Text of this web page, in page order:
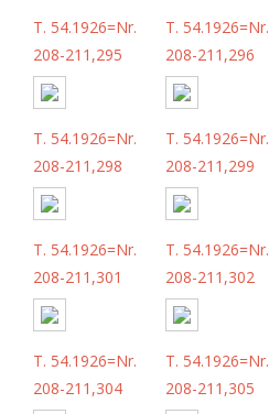
T. 54.1926=Nr.
208-211,295
T. 54.1926=Nr.
208-211,296
T. 54.1926=Nr.
208-211,298
T. 54.1926=Nr.
208-211,299
T. 54.1926=Nr.
208-211,301
T. 54.1926=Nr.
208-211,302
T. 54.1926=Nr.
208-211,304
T. 54.1926=Nr.
208-211,305